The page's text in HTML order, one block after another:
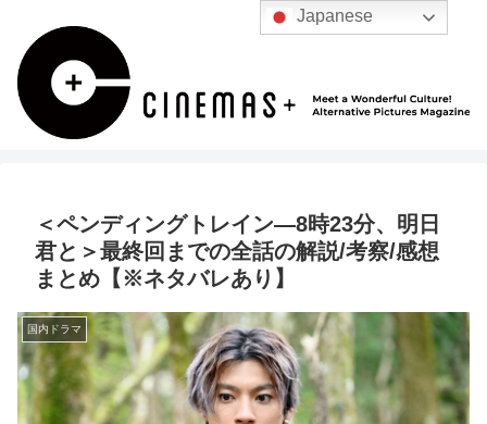
＜ペンディングトレイン―8時23分、明日
君と＞最終回までの全話の解説/考察/感想
まとめ【※ネタバレあり】
国内ドラマ
Japanese